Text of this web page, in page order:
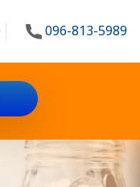
096-813-5989